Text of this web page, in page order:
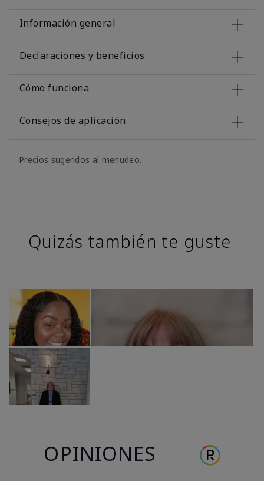
Información general
Declaraciones y beneficios
Cómo funciona
Consejos de aplicación
Precios sugeridos al menudeo.
Quizás también te guste
OPINIONES